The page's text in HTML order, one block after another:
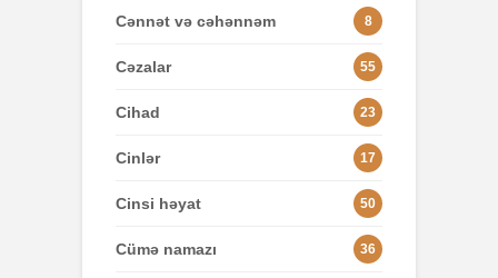
Cənnət və cəhənnəm 8
Cəzalar 55
Cihad 23
Cinlər 17
Cinsi həyat 50
Cümə namazı 36